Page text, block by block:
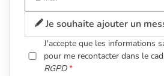
Je souhaite ajouter un
J'accepte que les informations
pour me recontacter dans le
RGPD